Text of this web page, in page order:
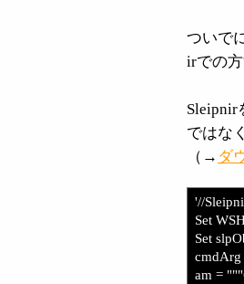
ついで
irでの
Sleipnir
ではな
（→ ダ
'//
Set
Set
am = """